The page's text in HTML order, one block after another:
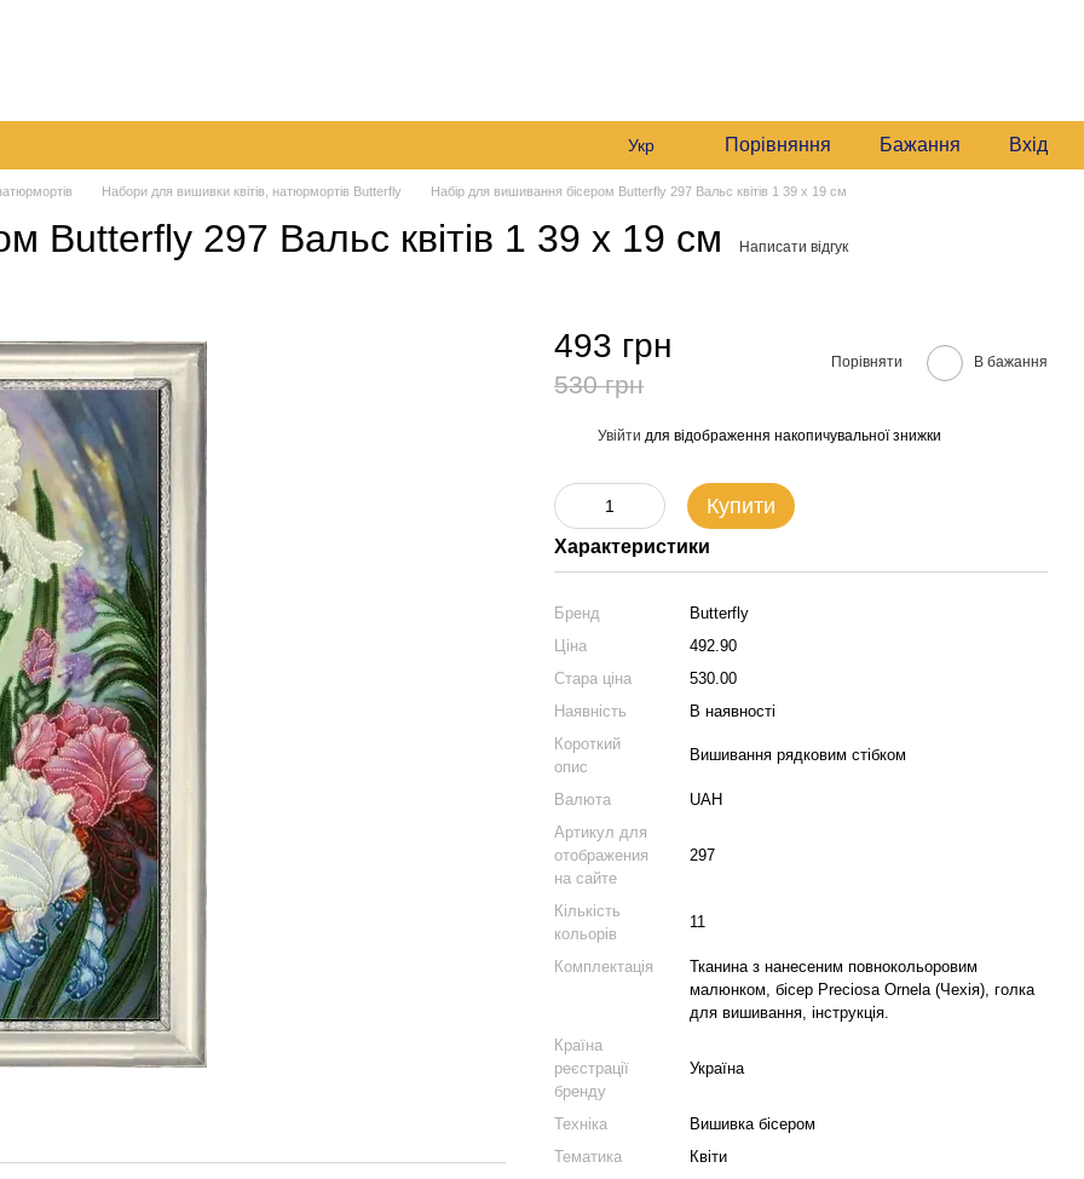
Укр Порівняння Бажання Вхід
Набори для вишивки квітів, натюрмортів Butterfly Набір для вишивання бісером Butterfly 297 Вальс квітів 1 39 х 19 см
Butterfly 297 Вальс квітів 1 39 х 19 см Написати відгук
493 грн
530 грн
Порівняти В бажання
Увійти для відображення накопичувальної знижки
Купити
Характеристики
Бренд
Butterfly
Ціна
492.90
Стара ціна
530.00
Наявність
В наявності
Короткий
опис
Вишивання рядковим стібком
Валюта
UAH
Артикул для
отображения
на сайте
297
Кількість
кольорів
11
Комплектація
Тканина з нанесеним повнокольоровим
малюнком, бісер Preciosa Ornela (Чехія), голка
для вишивання, інструкція.
Країна
реєстрації
бренду
Україна
Техніка
Вишивка бісером
Тематика
Квіти